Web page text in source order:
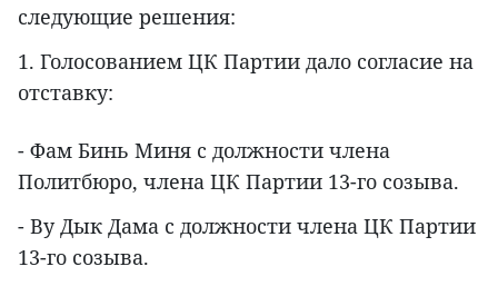
следующие решения:
1. Голосованием ЦК Партии дало согласие на
отставку:
- Фам Бинь Миня с должности члена
Политбюро, члена ЦК Партии 13-го созыва.
- Ву Дык Дама с должности члена ЦК Партии
13-го созыва.